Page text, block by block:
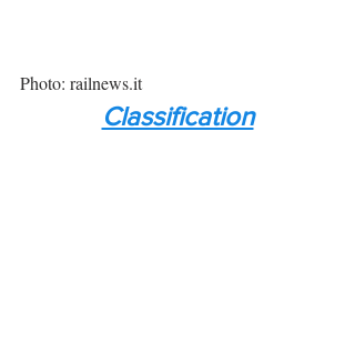
Photo: railnews.it
Classification